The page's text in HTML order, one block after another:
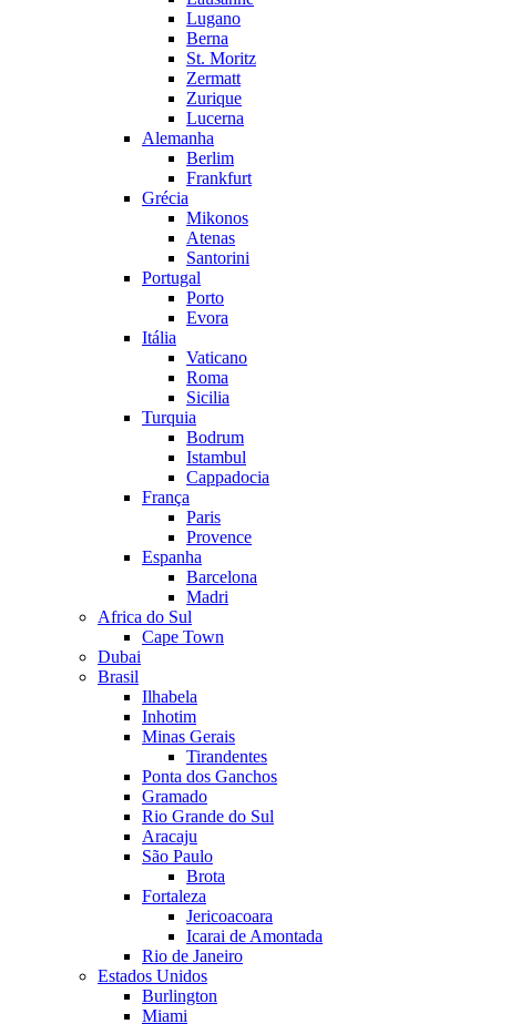
Lugano
Berna
St. Moritz
Zermatt
Zurique
Lucerna
Alemanha
Berlim
Frankfurt
Grécia
Mikonos
Atenas
Santorini
Portugal
Porto
Evora
Itália
Vaticano
Roma
Sicilia
Turquia
Bodrum
Istambul
Cappadocia
França
Paris
Provence
Espanha
Barcelona
Madri
Africa do Sul
Cape Town
Dubai
Brasil
Ilhabela
Inhotim
Minas Gerais
Tirandentes
Ponta dos Ganchos
Gramado
Rio Grande do Sul
Aracaju
São Paulo
Brota
Fortaleza
Jericoacoara
Icarai de Amontada
Rio de Janeiro
Estados Unidos
Burlington
Miami